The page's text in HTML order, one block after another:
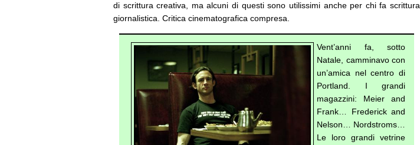
di scrittura creativa, ma alcuni di questi sono utilissimi anche per chi fa scrittura
giornalistica. Critica cinematografica compresa.
Vent’anni fa, sotto
Natale, camminavo con
un’amica nel centro di
Portland. I grandi
magazzini: Meier and
Frank… Frederick and
Nelson… Nordstroms…
Le loro grandi vetrine